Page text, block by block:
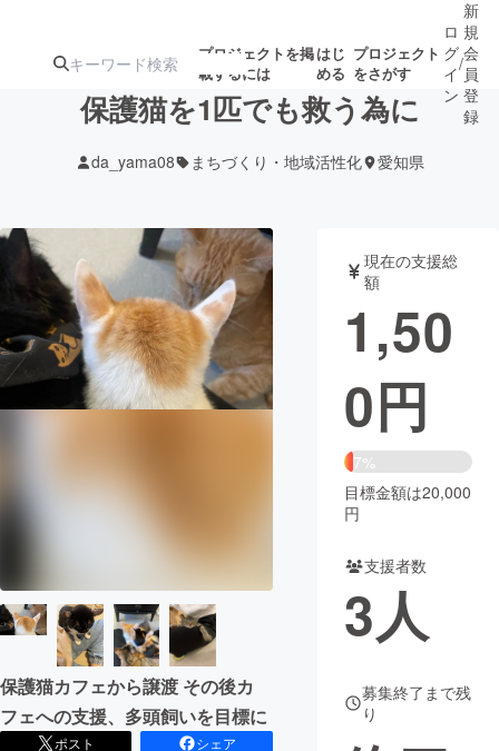
プロジェクトを掲
載するには
はじ
める
プロジェクト
をさがす
アート・写真
テクノロジー・ガジェット ゲーム・サ
ビジネス・起業 チャレンジ
まちづくり・地域活性化
CAMPFIRE for Social Good
CAMPFIRE Creation
CAMPFIREふるさと納税
コミュニティ
ロ
グ
イ
ン
/
新
規
会
員
登
録
保護猫を1匹でも救う為に
da_yama08 まちづくり・地域活性化 愛知県
保護猫カフェから譲渡 その後カ
フェへの支援、多頭飼いを目標に
ポスト
シェア
現在の支援総
額
1,50
0円
7%
目標金額は20,000
円
支援者数
3人
募集終了まで残
り